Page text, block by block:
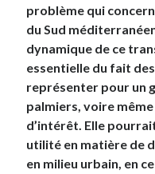
problème qui
du Sud
dynamique de ce
essentielle du fait
représenter pour un
palmiers, voire
d’intérêt. Elle
utilité en matière de
en milieu urbain, en